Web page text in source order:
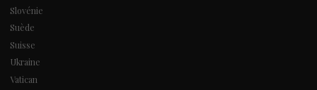
Slovénie
Suède
Suisse
Ukraine
Vatican